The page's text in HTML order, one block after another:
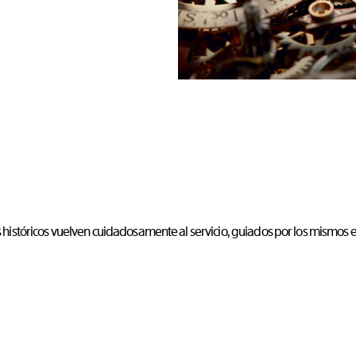
vuelven cuidadosamente al servicio, guiados por los mismos